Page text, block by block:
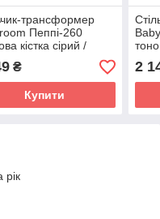
трансформер
Пеппі-260
кістка сірий /
(сова)
₴
Купити
2
рік